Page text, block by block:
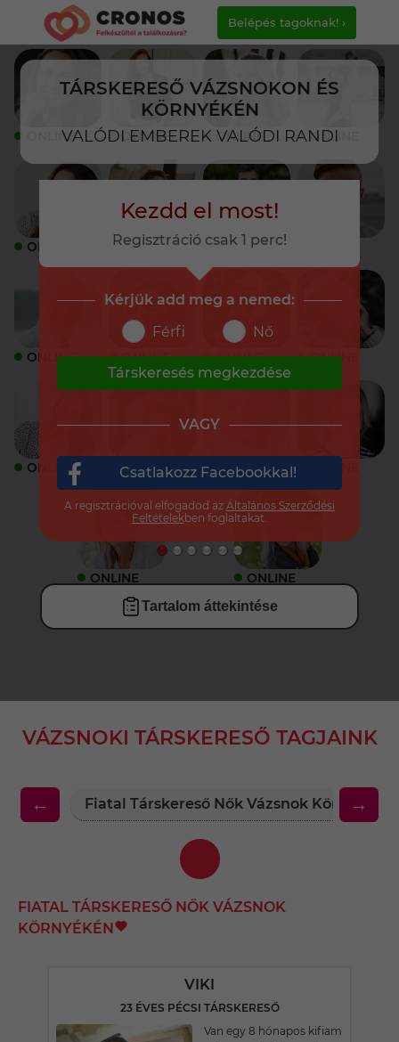
TÁRSKERESŐ VÁZSNOKON ÉS
KÖRNYÉKÉN
VALÓDI EMBEREK VALÓDI RANDI
Belépés tagoknak! ›
ONLINE ONLINE ONLINE ONLINE
ONLINE ONLINE ONLINE
ONLINE ONLINE ONLINE ONLINE
ONLINE ONLINE ONLINE
ONLINE ONLINE
Tartalom áttekintése
VÁZSNOKI TÁRSKERESŐ TAGJAINK
← Fiatal Társkereső Nők Vázsnok Környékén
→
FIATAL TÁRSKERESŐ NŐK VÁZSNOK
KÖRNYÉKÉN
VIKI
23 ÉVES PÉCSI TÁRSKERESŐ
Van egy 8 hónapos kifiam
Kezdd el most!
Regisztráció csak 1 perc!
Kérjük add meg a nemed:
Férfi
Nő
Társkeresés megkezdése
VAGY
Csatlakozz Facebookkal!
A regisztrációval elfogadod az Általános Szerződési
Feltételekben foglaltakat.